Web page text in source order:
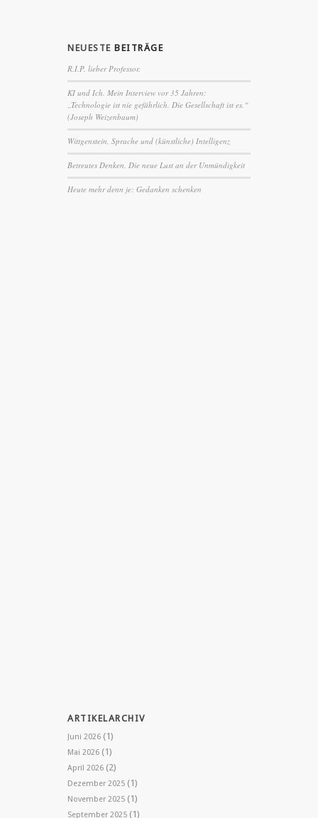
NEUESTE BEITRÄGE
R.I.P. lieber Professor.
KI und Ich. Mein Interview vor 35 Jahren:
„Technologie ist nie gefährlich. Die Gesellschaft ist es.“
(Joseph Weizenbaum)
Wittgenstein, Sprache und (künstliche) Intelligenz
Betreutes Denken. Die neue Lust an der Unmündigkeit
Heute mehr denn je: Gedanken schenken
ARTIKELARCHIV
Juni 2026 (1)
Mai 2026 (1)
April 2026 (2)
Dezember 2025 (1)
November 2025 (1)
September 2025 (1)